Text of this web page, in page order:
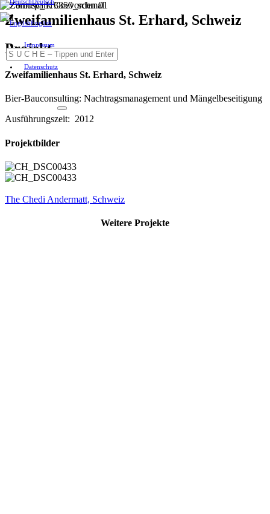
English
Impressum
Datenschutz
Zweifamilienhaus St. Erhard, Schweiz
Projekt
Zweifamilienhaus St. Erhard, Schweiz
Bier-Bauconsulting: Nachtragsmanagement und Mängelbeseitigung
Ausführungszeit: 2012
Projektbilder
The Chedi Andermatt, Schweiz
Weitere Projekte